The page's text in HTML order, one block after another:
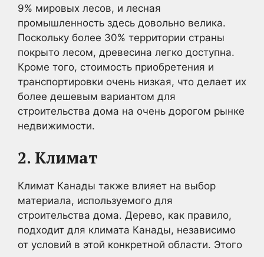
9% мировых лесов, и лесная
промышленность здесь довольно велика.
Поскольку более 30% территории страны
покрыто лесом, древесина легко доступна.
Кроме того, стоимость приобретения и
транспортировки очень низкая, что делает их
более дешевым вариантом для
строительства дома на очень дорогом рынке
недвижимости.
2. Климат
Климат Канады также влияет на выбор
материала, используемого для
строительства дома. Дерево, как правило,
подходит для климата Канады, независимо
от условий в этой конкретной области. Этого